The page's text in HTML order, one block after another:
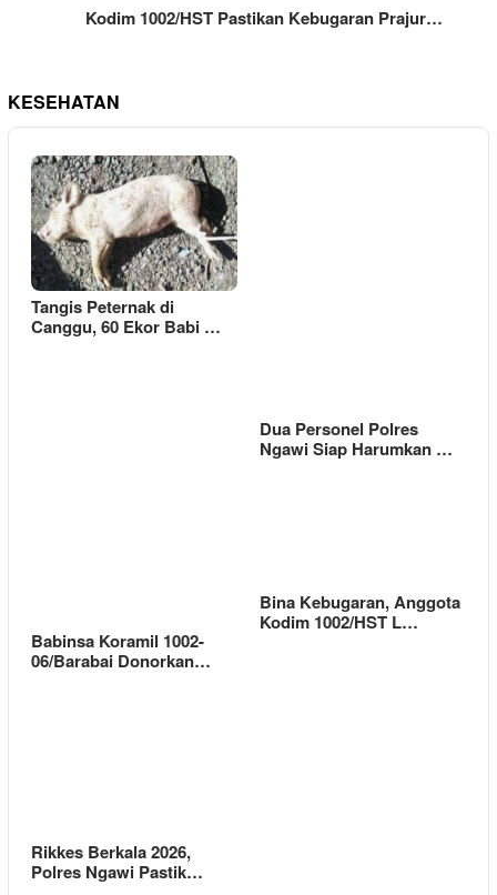
Kodim 1002/HST Pastikan Kebugaran Prajur…
KESEHATAN
Tangis Peternak di
Canggu, 60 Ekor Babi …
Dua Personel Polres
Ngawi Siap Harumkan …
Babinsa Koramil 1002-
06/Barabai Donorkan…
Bina Kebugaran, Anggota
Kodim 1002/HST L…
Rikkes Berkala 2026,
Polres Ngawi Pastik…